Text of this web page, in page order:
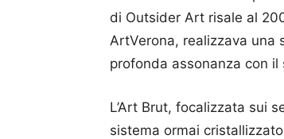
di Outsider Art risale al
ArtVerona, realizzava una
profonda assonanza con il
L’Art Brut, focalizzata sui
sistema ormai